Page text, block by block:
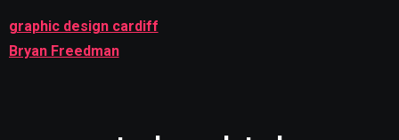
graphic design cardiff
Bryan Freedman